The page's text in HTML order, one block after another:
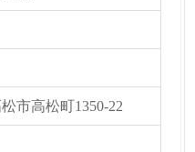
市高松町1350-22